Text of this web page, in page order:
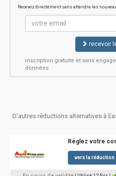
Recevez directement sans attendre les
recevoir
inscription gratuite et sans
données
D'autres réductions alternatives à
Réglez votre
vers la réduction